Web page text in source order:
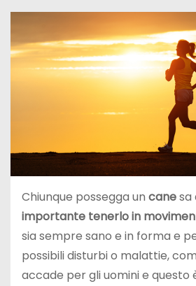
Chiunque possegga un canesa
importante tenerlo in
sia sempre sano e in forma e
possibili disturbi o malattie,
accade per gli uomini e questo